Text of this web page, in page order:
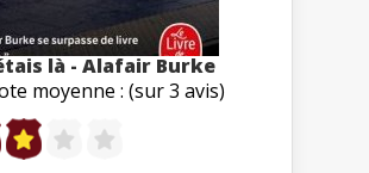
là - Alafair Burke
moyenne : (sur 3 avis)